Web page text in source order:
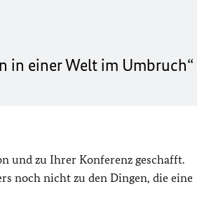
in einer Welt im Umbruch“
und zu Ihrer Konferenz geschafft.
noch nicht zu den Dingen, die eine